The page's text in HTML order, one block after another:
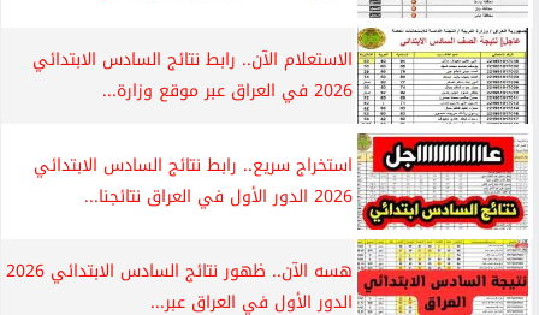
الاستعلام الآن.. رابط نتائج السادس الابتدائي
2026 في العراق عبر موقع وزارة...
استخراج سريع.. رابط نتائج السادس الابتدائي
2026 الدور الأول في العراق نتائجنا...
هسه الآن.. ظهور نتائج السادس الابتدائي 2026
الدور الأول في العراق عبر...